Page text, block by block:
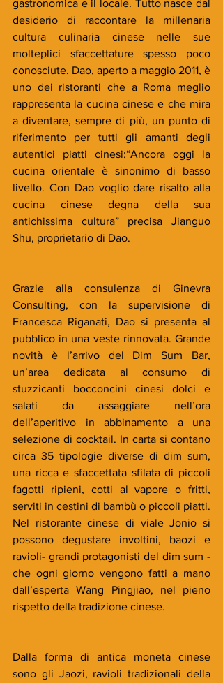
gastronomica e il locale. Tutto nasce dal
desiderio di raccontare la millenaria
cultura culinaria cinese nelle sue
molteplici sfaccettature spesso poco
conosciute. Dao, aperto a maggio 2011, è
uno dei ristoranti che a Roma meglio
rappresenta la cucina cinese e che mira
a diventare, sempre di più, un punto di
riferimento per tutti gli amanti degli
autentici piatti cinesi:“Ancora oggi la
cucina orientale è sinonimo di basso
livello. Con Dao voglio dare risalto alla
cucina cinese degna della sua
antichissima cultura” precisa Jianguo
Shu, proprietario di Dao.
Grazie alla consulenza di Ginevra
Consulting, con la supervisione di
Francesca Riganati, Dao si presenta al
pubblico in una veste rinnovata. Grande
novità è l’arrivo del Dim Sum Bar,
un’area dedicata al consumo di
stuzzicanti bocconcini cinesi dolci e
salati da assaggiare nell’ora
dell’aperitivo in abbinamento a una
selezione di cocktail. In carta si contano
circa 35 tipologie diverse di dim sum,
una ricca e sfaccettata sfilata di piccoli
fagotti ripieni, cotti al vapore o fritti,
serviti in cestini di bambù o piccoli piatti.
Nel ristorante cinese di viale Jonio si
possono degustare involtini, baozi e
ravioli- grandi protagonisti del dim sum -
che ogni giorno vengono fatti a mano
dall’esperta Wang Pingjiao, nel pieno
rispetto della tradizione cinese.
Dalla forma di antica moneta cinese
sono gli Jaozi, ravioli tradizionali della